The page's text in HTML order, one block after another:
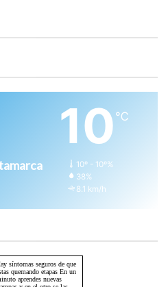
10 ℃
10º - 10º%
38%
8.1 km/h